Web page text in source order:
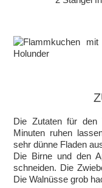
Die Zutaten für den
Minuten ruhen
sehr dünne Fladen
Die Birne und den
schneiden. Die
Die Walnüsse grob